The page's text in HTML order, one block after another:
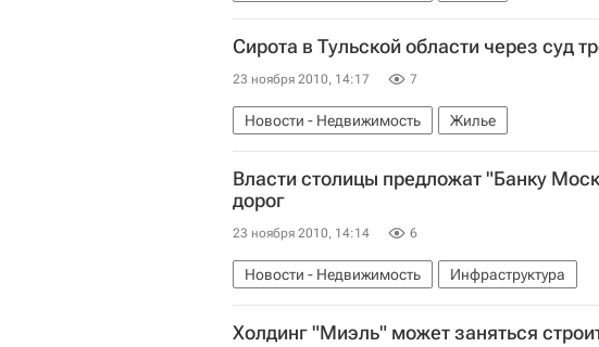
Сирота в Тульской области через суд
23 ноября 2010, 14:17 7
Новости - Недвижимость Жилье
Власти столицы предложат "Банку
дорог
23 ноября 2010, 14:14 6
Новости - Недвижимость Инфраструктура
Холдинг "Миэль" может заняться